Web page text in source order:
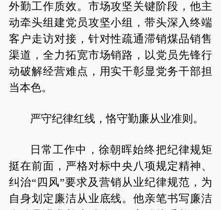
外勤工作质效。市场攻坚关键阶段，他主
动牵头组建党员攻坚小组，带头深入终端
客户走访对接，针对性疏通滞销煤品销售
渠道，全力拓宽市场销路，以党员先锋行
动破解经营难点，用实干彰显党务干部担
当本色。
严守纪律红线，恪守勤廉从业准则。
日常工作中，徐朝晖始终把纪律规矩
挺在前面，严格对标中央八项规定精神、
纠治“四风”要求及营销从业纪律规范，为
自身划定廉洁从业底线。他亲笔书写廉洁